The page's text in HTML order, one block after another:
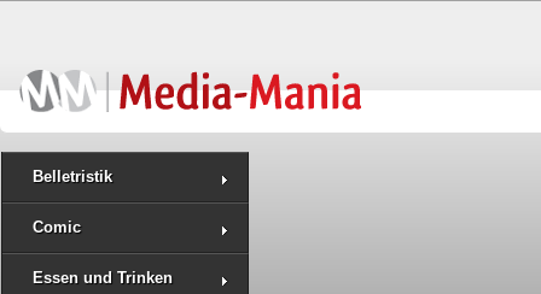
Belletristik
Comic
Essen und Trinken